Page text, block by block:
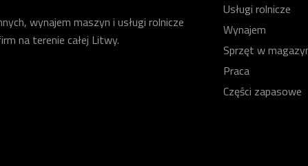
wynajem maszyn i usługi rolnicze
na terenie całej Litwy.
Usługi rolnicze
Wynajem
Sprzęt w
Praca
Części zapasowe